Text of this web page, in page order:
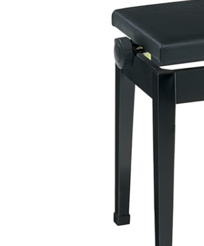
DJ機器
中古